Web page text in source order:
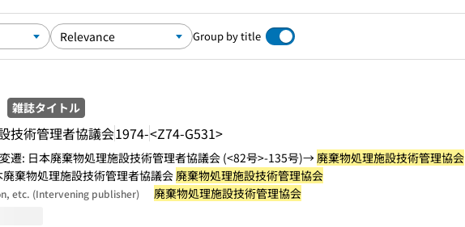
Group by title
雑誌タイトル
技術管理者協議会1974-<Z74-G531>
遷: 日本廃棄物処理施設技術管理者協議会 (<82号>-135号)→廃棄物処理施設技術管理協会
廃棄物処理施設技術管理者協議会廃棄物処理施設技術管理協会
etc. (Intervening publisher) 廃棄物処理施設技術管理協会